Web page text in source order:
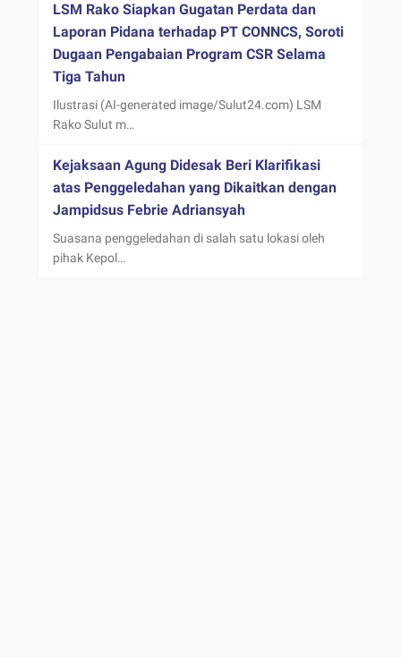
LSM Rako Siapkan Gugatan Perdata dan
Laporan Pidana terhadap PT CONNCS, Soroti
Dugaan Pengabaian Program CSR Selama
Tiga Tahun
Ilustrasi (AI-generated image/Sulut24.com) LSM
Rako Sulut m…
Kejaksaan Agung Didesak Beri Klarifikasi
atas Penggeledahan yang Dikaitkan dengan
Jampidsus Febrie Adriansyah
Suasana penggeledahan di salah satu lokasi oleh
pihak Kepol…